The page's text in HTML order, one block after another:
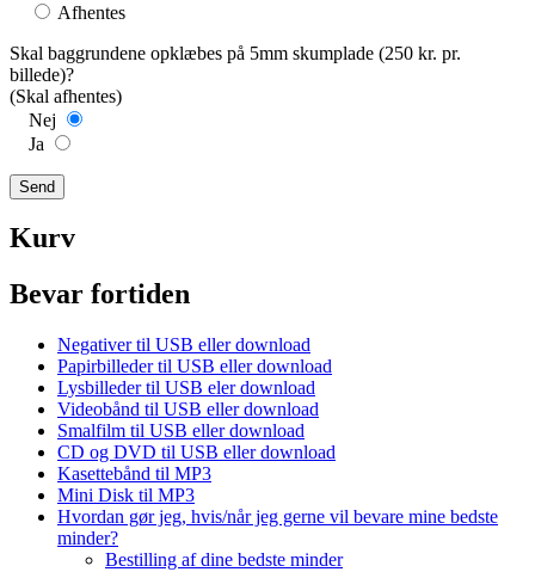
Afhentes
Skal baggrundene opklæbes på 5mm skumplade (250 kr. pr.
billede)?
(Skal afhentes)
Nej
Ja
Kurv
Bevar fortiden
Negativer til USB eller download
Papirbilleder til USB eller download
Lysbilleder til USB eler download
Videobånd til USB eller download
Smalfilm til USB eller download
CD og DVD til USB eller download
Kasettebånd til MP3
Mini Disk til MP3
Hvordan gør jeg, hvis/når jeg gerne vil bevare mine bedste
minder?
Bestilling af dine bedste minder